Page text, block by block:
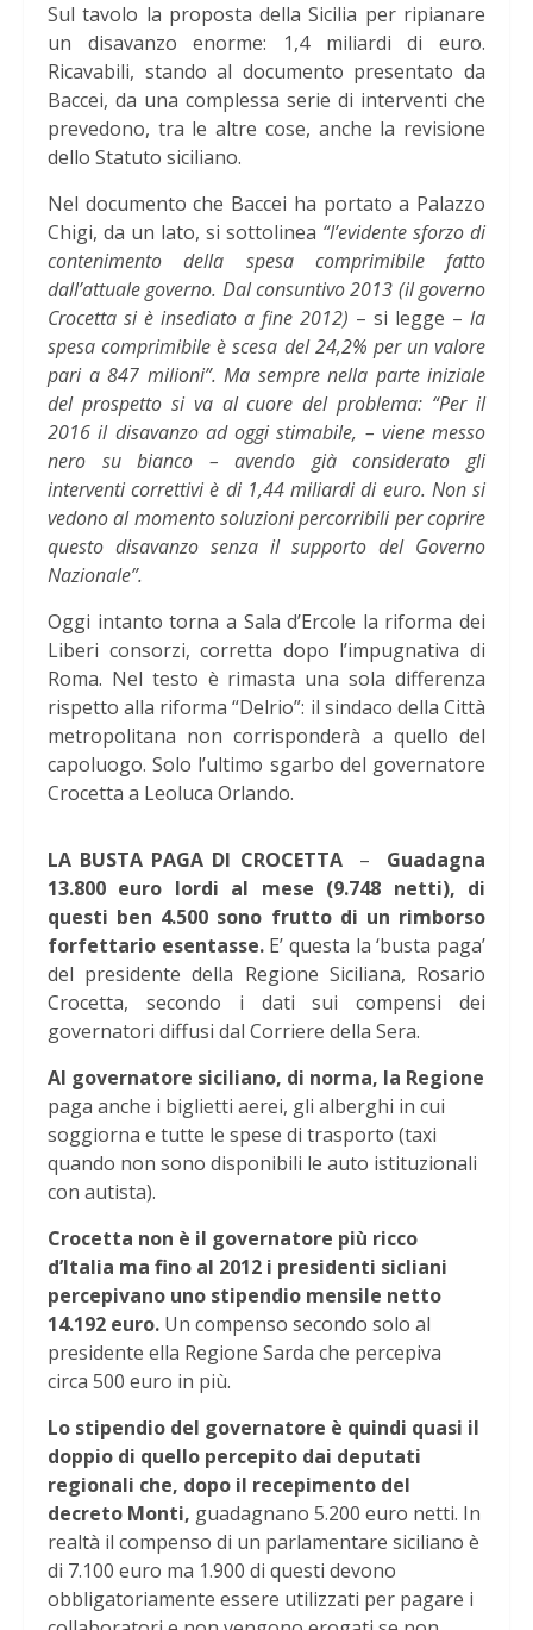
Sul tavolo la proposta della Sicilia per ripianare
un disavanzo enorme: 1,4 miliardi di euro.
Ricavabili, stando al documento presentato da
Baccei, da una complessa serie di interventi che
prevedono, tra le altre cose, anche la revisione
dello Statuto siciliano.
Nel documento che Baccei ha portato a Palazzo
Chigi, da un lato, si sottolinea “l’evidente sforzo di
contenimento della spesa comprimibile fatto
dall’attuale governo. Dal consuntivo 2013 (il governo
Crocetta si è insediato a fine 2012) – si legge – la
spesa comprimibile è scesa del 24,2% per un valore
pari a 847 milioni”. Ma sempre nella parte iniziale
del prospetto si va al cuore del problema: “Per il
2016 il disavanzo ad oggi stimabile, – viene messo
nero su bianco – avendo già considerato gli
interventi correttivi è di 1,44 miliardi di euro. Non si
vedono al momento soluzioni percorribili per coprire
questo disavanzo senza il supporto del Governo
Nazionale”.
Oggi intanto torna a Sala d’Ercole la riforma dei
Liberi consorzi, corretta dopo l’impugnativa di
Roma. Nel testo è rimasta una sola differenza
rispetto alla riforma “Delrio”: il sindaco della Città
metropolitana non corrisponderà a quello del
capoluogo. Solo l’ultimo sgarbo del governatore
Crocetta a Leoluca Orlando.
LA BUSTA PAGA DI CROCETTA– Guadagna
13.800 euro lordi al mese (9.748 netti), di
questi ben 4.500 sono frutto di un rimborso
forfettario esentasse.E’ questa la ‘busta paga’
del presidente della Regione Siciliana, Rosario
Crocetta, secondo i dati sui compensi dei
governatori diffusi dal Corriere della Sera.
Al governatore siciliano, di norma, la Regione
paga anche i biglietti aerei, gli alberghi in cui
soggiorna e tutte le spese di trasporto (taxi
quando non sono disponibili le auto istituzionali
con autista).
Crocetta non è il governatore più ricco
d’Italia ma fino al 2012 i presidenti sicliani
percepivano uno stipendio mensile netto
14.192 euro. Un compenso secondo solo al
presidente ella Regione Sarda che percepiva
circa 500 euro in più.
Lo stipendio del governatore è quindi quasi il
doppio di quello percepito dai deputati
regionali che, dopo il recepimento del
decreto Monti, guadagnano 5.200 euro netti. In
realtà il compenso di un parlamentare siciliano è
di 7.100 euro ma 1.900 di questi devono
obbligatoriamente essere utilizzati per pagare i